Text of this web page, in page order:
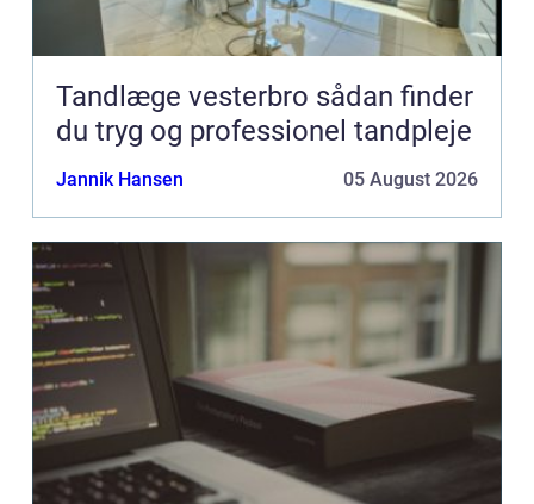
Tandlæge vesterbro sådan finder
du tryg og professionel tandpleje
Jannik Hansen 05 August 2026